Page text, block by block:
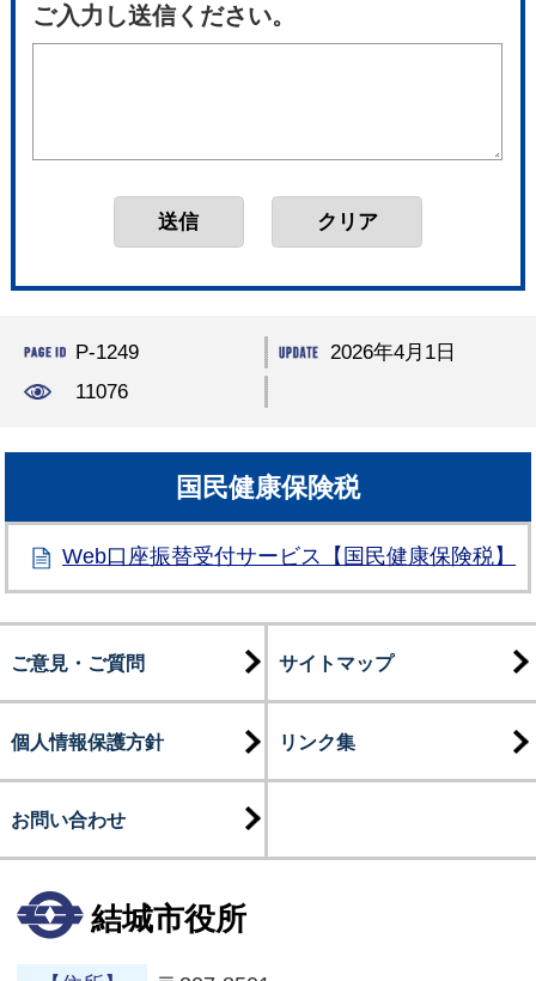
ご入力し送信ください。
P-1249
2026年4月1日
11076
国民健康保険税
Web口座振替受付サービス【国民健康保険税】
ご意見・ご質問 サイトマップ
個人情報保護方針 リンク集
お問い合わせ
結城市役所